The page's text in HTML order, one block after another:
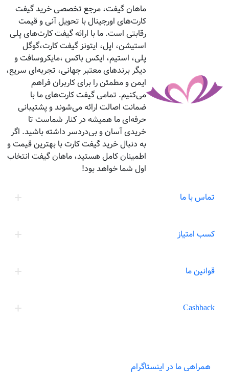
تماس با ما
کسب امتیاز
قوانین ما
Cashback
ماهان گیفت، مرجع تخصصی خرید گیفت
کارت‌های اورجینال با تحویل آنی و قیمت
رقابتی است. ما با ارائه گیفت کارت‌های پلی
استیشن، اپل، ایتونز گیفت کارت،گوگل
پلی، استیم، ایکس باکس ،مایکروسافت و
دیگر برندهای معتبر جهانی، تجربه‌ای سریع،
ایمن و مطمئن را برای کاربران فراهم
می‌کنیم. تمامی گیفت کارت‌های ما با
ضمانت اصالت ارائه می‌شوند و پشتیبانی
حرفه‌ای ما همیشه در کنار شماست تا
خریدی آسان و بی‌دردسر داشته باشید. اگر
به دنبال خرید گیفت کارت با بهترین قیمت و
اطمینان کامل هستید، ماهان گیفت انتخاب
اول شما خواهد بود!
همراهی ما در اینستاگرام